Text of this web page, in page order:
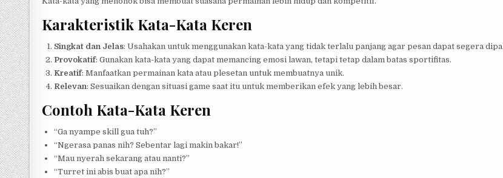
Karakteristik Kata-Kata Keren
Singkat dan Jelas: Usahakan untuk menggunakan kata-kata yang tidak terlalu panjang agar pesan dapat segera
Provokatif: Gunakan kata-kata yang dapat memancing emosi lawan, tetapi tetap dalam batas sportifitas.
Kreatif: Manfaatkan permainan kata atau plesetan untuk membuatnya unik.
Relevan: Sesuaikan dengan situasi game saat itu untuk memberikan efek yang lebih besar.
Contoh Kata-Kata Keren
“Ga nyampe skill gua tuh?”
“Ngerasa panas nih? Sebentar lagi makin bakar!”
“Mau nyerah sekarang atau nanti?”
“Turret ini abis buat apa nih?”